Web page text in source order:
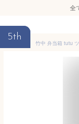
全
5th